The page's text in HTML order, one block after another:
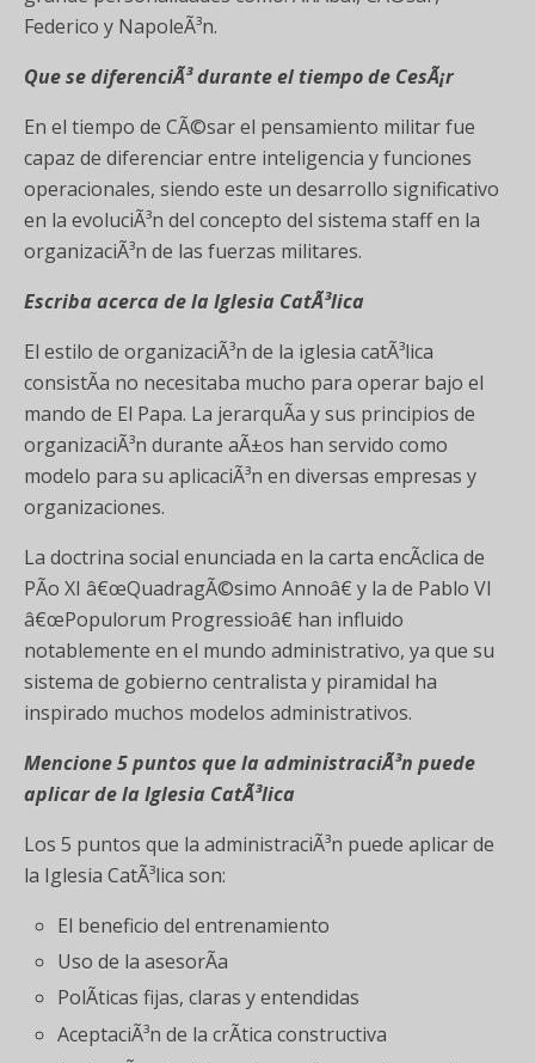
Federico y NapoleÃ³n.
Que se diferenciÃ³ durante el tiempo de CesÃ¡r
En el tiempo de CÃ©sar el pensamiento militar fue
capaz de diferenciar entre inteligencia y funciones
operacionales, siendo este un desarrollo significativo
en la evoluciÃ³n del concepto del sistema staff en la
organizaciÃ³n de las fuerzas militares.
Escriba acerca de la Iglesia CatÃ³lica
El estilo de organizaciÃ³n de la iglesia catÃ³lica
consistÃ­a no necesitaba mucho para operar bajo el
mando de El Papa. La jerarquÃ­a y sus principios de
organizaciÃ³n durante aÃ±os han servido como
modelo para su aplicaciÃ³n en diversas empresas y
organizaciones.
La doctrina social enunciada en la carta encÃ­clica de
PÃ­o XI â€œQuadragÃ©simo Annoâ€ y la de Pablo VI
â€œPopulorum Progressioâ€ han influido
notablemente en el mundo administrativo, ya que su
sistema de gobierno centralista y piramidal ha
inspirado muchos modelos administrativos.
Mencione 5 puntos que la administraciÃ³n puede
aplicar de la Iglesia CatÃ³lica
Los 5 puntos que la administraciÃ³n puede aplicar de
la Iglesia CatÃ³lica son:
El beneficio del entrenamiento
Uso de la asesorÃ­a
PolÃ­ticas fijas, claras y entendidas
AceptaciÃ³n de la crÃ­tica constructiva